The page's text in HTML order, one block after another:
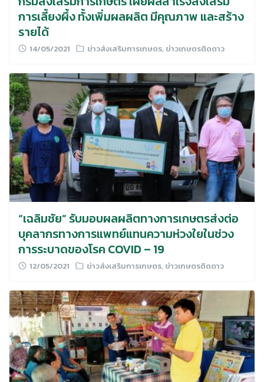
การเลี้ยงผึ้ง ทั้งเพิ่มผลผลิต มีคุณภาพ และสร้าง
รายได้
14/05/2021 ข่าวส่งเสริมการเกษตร, ข่าวเกษตรติดดาว
“เฉลิมชัย” รับมอบผลผลิตทางการเกษตรส่งต่อ
บุคลากรทางการแพทย์แทนความห่วงใยในช่วง
การระบาดของโรค COVID – 19
12/05/2021 ข่าวส่งเสริมการเกษตร, ข่าวเกษตรติดดาว